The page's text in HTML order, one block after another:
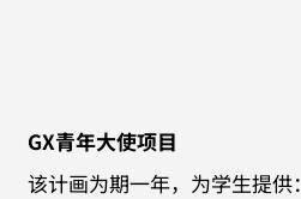
GX青年大使项目
该计画为期一年，为学生提供：